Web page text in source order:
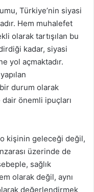
Türkiye’nin siyasi
Hem muhalefet
olarak tartışılan bu
kadar, siyasi
yol açmaktadır.
durum olarak
önemli ipuçları
o kişinin geleceği değil,
üzerinde de
sağlık
olarak değil, aynı
değerlendirmek